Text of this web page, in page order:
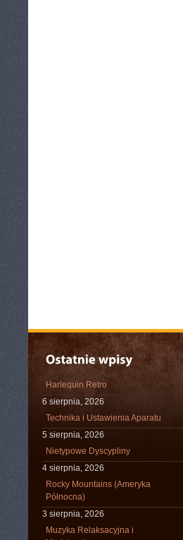
Harlequin Retro
6 sierpnia, 2026
Technika i Ustawienia Aparatu
5 sierpnia, 2026
Nietypowe Dyscypliny
4 sierpnia, 2026
Rocky Mountains (Ameryka
Północna)
3 sierpnia, 2026
Muzyka Relaksacyjna i